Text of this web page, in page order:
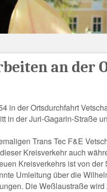
an der
in der Ortsdurchfahrt
in der Juri-Gagarin-Straße
Trans Tec F&E
Kreisverkehr auch
Kreisverkehrs ist von
Umleitung über die
Die Weßlaustraße wird